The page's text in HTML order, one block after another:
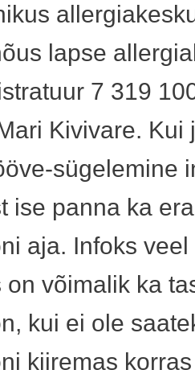
lapse
7 319
Kivivare. Kui
sügelemine
ise panna ka
aja. Infoks
on võimalik ka
kui ei ole
kiiremas